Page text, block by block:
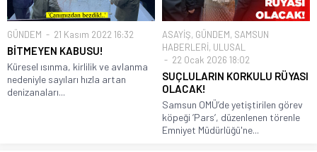
GÜNDEM 21 Kasım 2022 16:32
BİTMEYEN KABUSU!
Küresel ısınma, kirlilik ve avlanma
nedeniyle sayıları hızla artan
denizanaları...
ASAYİŞ, GÜNDEM, SAMSUN
HABERLERİ, ULUSAL
22 Ocak 2026 18:02
SUÇLULARIN KORKULU RÜYASI
OLACAK!
Samsun OMÜ’de yetiştirilen görev
köpeği ’Pars’, düzenlenen törenle
Emniyet Müdürlüğü'ne...